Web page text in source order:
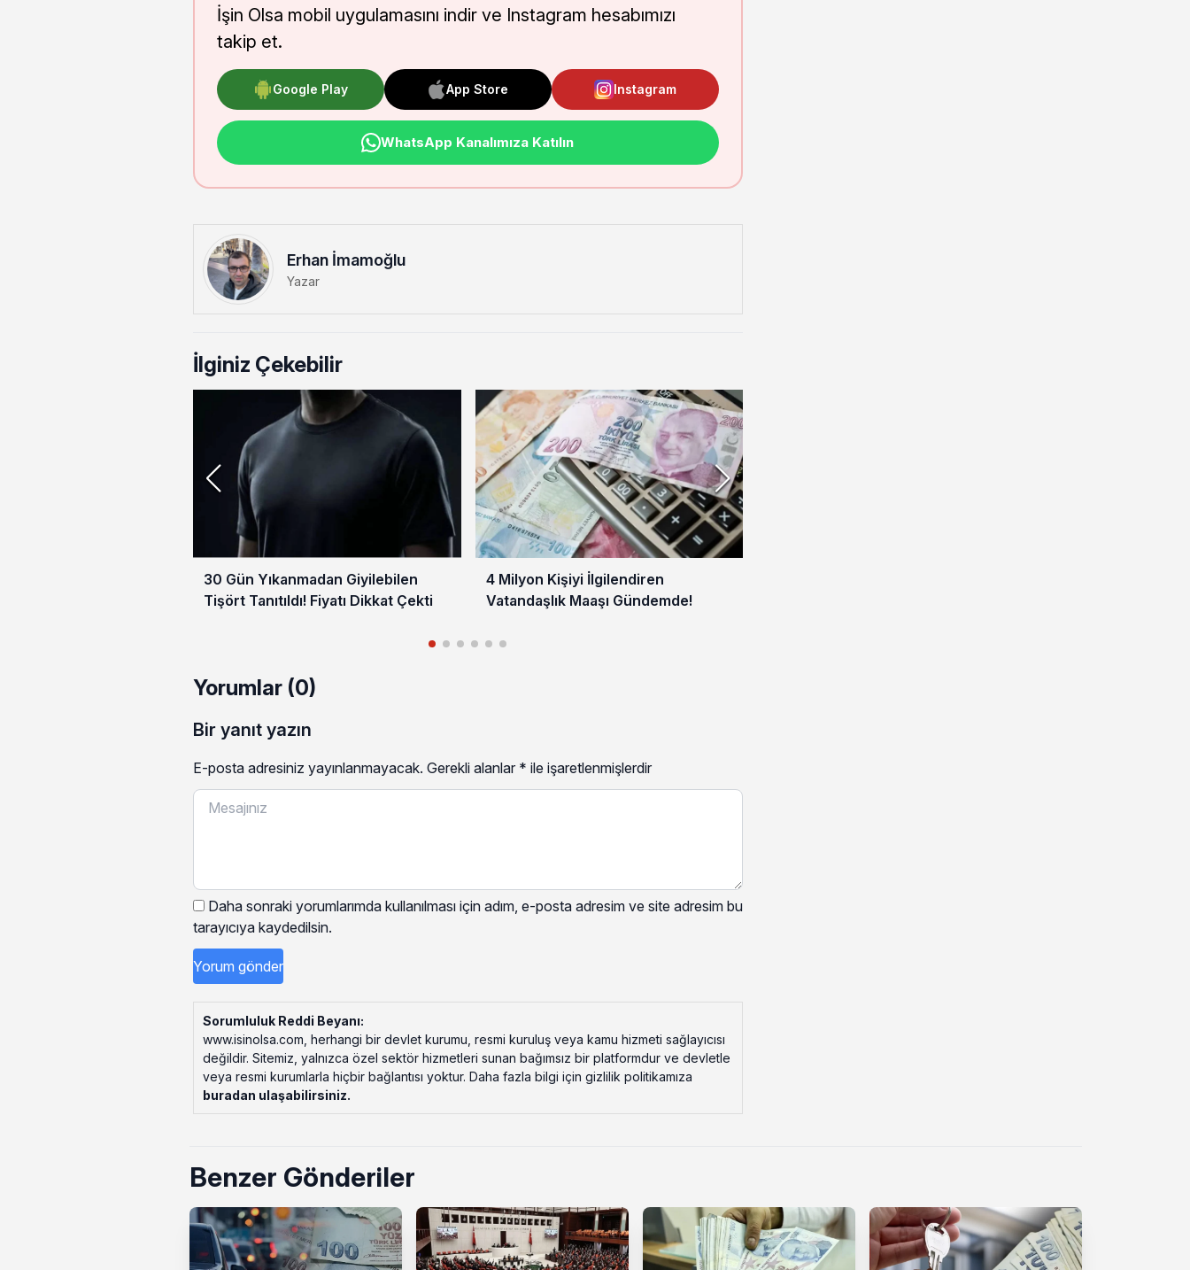
İşin Olsa mobil uygulamasını indir ve Instagram hesabımızı
takip et.
Google Play App Store Instagram
WhatsApp Kanalımıza Katılın
Erhan İmamoğlu
Yazar
İlginiz Çekebilir
30 Gün Yıkanmadan Giyilebilen
Tişört Tanıtıldı! Fiyatı Dikkat Çekti
4 Milyon Kişiyi İlgilendiren
Vatandaşlık Maaşı Gündemde!
Yorumlar (0)
Bir yanıt yazın
E-posta adresiniz yayınlanmayacak. Gerekli alanlar * ile işaretlenmişlerdir
Daha sonraki yorumlarımda kullanılması için adım, e-posta adresim ve site adresim bu
tarayıcıya kaydedilsin.
Sorumluluk Reddi Beyanı:
www.isinolsa.com, herhangi bir devlet kurumu, resmi kuruluş veya kamu hizmeti sağlayıcısı
değildir. Sitemiz, yalnızca özel sektör hizmetleri sunan bağımsız bir platformdur ve devletle
veya resmi kurumlarla hiçbir bağlantısı yoktur. Daha fazla bilgi için gizlilik politikamıza
buradan ulaşabilirsiniz.
Benzer Gönderiler